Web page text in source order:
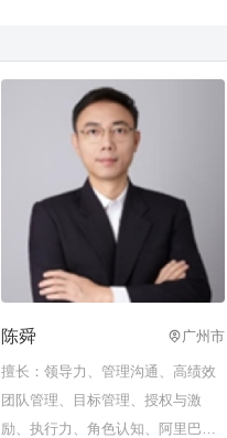
陈舜 广州市
擅长：领导力、管理沟通、高绩效
团队管理、目标管理、授权与激
励、执行力、角色认知、阿里巴巴